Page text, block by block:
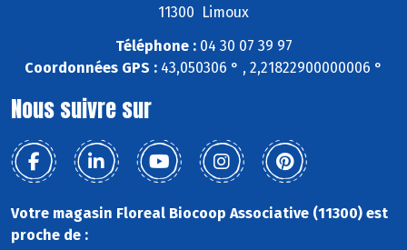
11300 Limoux
Téléphone :04 30 07 39 97
Coordonnées GPS : 43,050306 ° , 2,21822900000006 °
Nous suivre sur
Votre magasin Floreal Biocoop Associative (11300) est
proche de :